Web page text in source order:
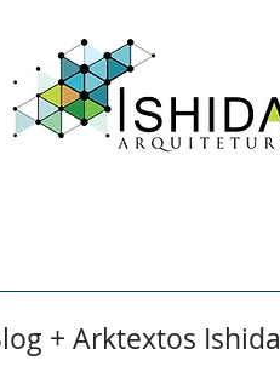
+ Arktextos Ishida